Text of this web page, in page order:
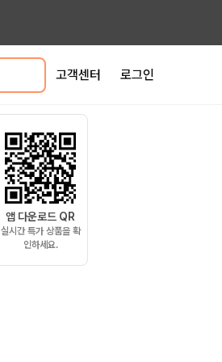
고객센터 로그인
앱 다운로드 QR
실시간 특가 상품을 확
인하세요.